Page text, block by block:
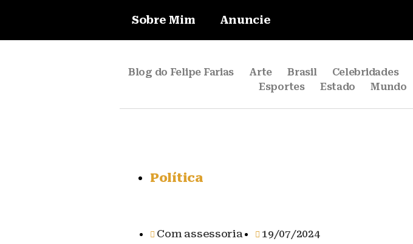
Sobre Mim Anuncie
Blog do Felipe Farias Arte Brasil Celebridades
Esportes
Estado Mundo
Política
Com assessoria 19/07/2024